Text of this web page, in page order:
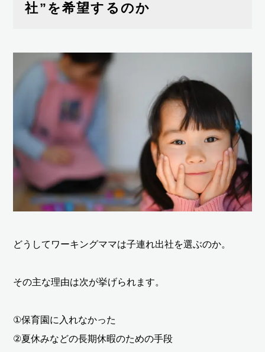
社”を希望するのか
どうしてワーキングママは子連れ出社を選ぶのか。
その主な理由は次が挙げられます。
①保育園に入れなかった
②夏休みなどの長期休暇のための手段